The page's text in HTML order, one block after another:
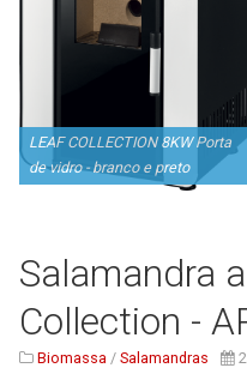
As Nossas Dicas
LEAF COLLECTION 8KW Porta
de vidro - branco e preto
Salamandra
Collection -
Biomassa / Salamandras